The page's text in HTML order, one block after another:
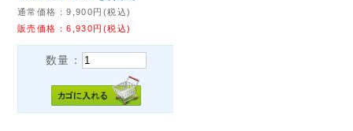
通常価格：9,900 円(税込)
販売価格：6,930 円(税込)
数量：